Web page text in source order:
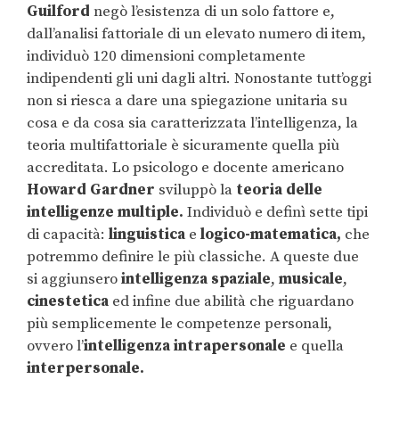
Guilford negò l’esistenza di un solo fattore e,
dall’analisi fattoriale di un elevato numero di item,
individuò 120 dimensioni completamente
indipendenti gli uni dagli altri. Nonostante tutt’oggi
non si riesca a dare una spiegazione unitaria su
cosa e da cosa sia caratterizzata l’intelligenza, la
teoria multifattoriale è sicuramente quella più
accreditata. Lo psicologo e docente americano
Howard Gardner sviluppò la teoria delle
intelligenze multiple. Individuò e definì sette tipi
di capacità: linguistica e logico-matematica, che
potremmo definire le più classiche. A queste due
si aggiunserointelligenza spaziale, musicale,
cinestetica ed infine due abilità che riguardano
più semplicemente le competenze personali,
ovvero l’intelligenza intrapersonale e quella
interpersonale.